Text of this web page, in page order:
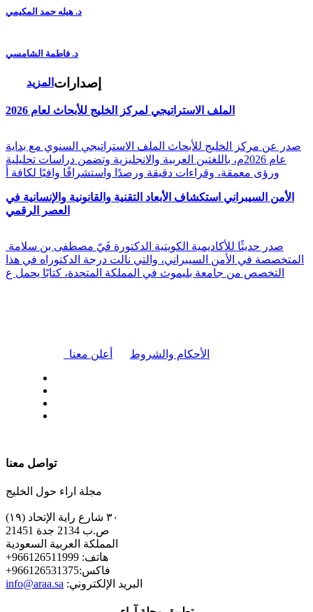
د. هيله حمد المكيمي
د. فاطمة الشامسي
المزيد إصدارات
الملف الاستراتيجي لمركز الخليج للأبحاث لعام 2026
صدر عن مركز الخليج للأبحاث الملف الاستراتيجي السنوي مع بداية
عام 2026م، باللغتين العربية والانجليزية وتضمن دراسات تحليلية
ورؤى معمقة، وقراءات دقيقة ورصدًا واستشرافًا وافيًا لكافة أ
الأمن السيبراني استكشاف الأبعاد التقنية والقانونية والإنسانية في
العصر الرقمي
المتخصصة في الأمن السيبراني، والتي نالت درجة الدكتوراه في هذا
التخصص من جامعة بليموث في المملكة المتحدة، كتابًا يحمل ع
أعلن معنا الأحكام والشروط
تواصل معنا
مجلة اراء حول الخليج
٣٠ شارع راية الإتحاد (١٩)
ص.ب 2134 جدة 21451
المملكة العربية السعودية
+هاتف: 966126511999
+فاكس:966126531375
info@araa.sa :البريد الإلكتروني